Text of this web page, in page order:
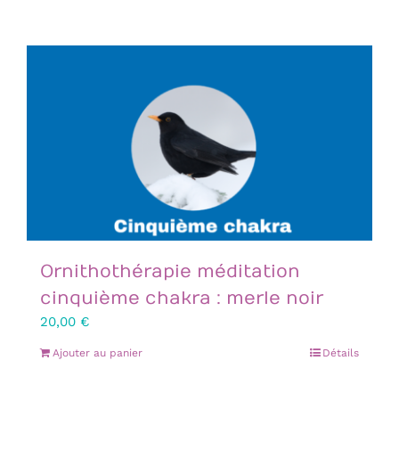
Ornithothérapie méditation
cinquième chakra : merle noir
20,00 €
Ajouter au panier Détails